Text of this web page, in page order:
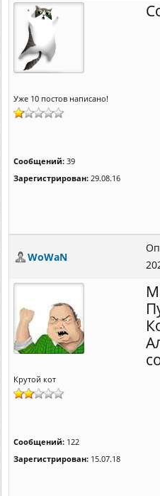
Уже 10 постов написано!
Сообщений: 39
Зарегистрирован: 29.08.16
WoWaN
Крутой кот
Сообщений: 122
Зарегистрирован: 15.07.18